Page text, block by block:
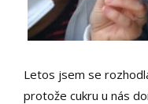
Letos jsem se
protože cukru u nás